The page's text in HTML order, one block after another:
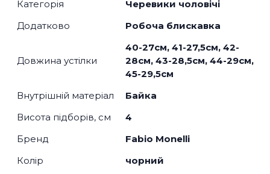
Категорія
Черевики чоловічі
Додатково
Робоча блискавка
Довжина устілки
40-27см, 41-27,5см, 42-
28см, 43-28,5см, 44-29см,
45-29,5см
Внутрішній матеріал
Байка
Висота підборів, см
4
Бренд
Fabio Monelli
Колір
чорний